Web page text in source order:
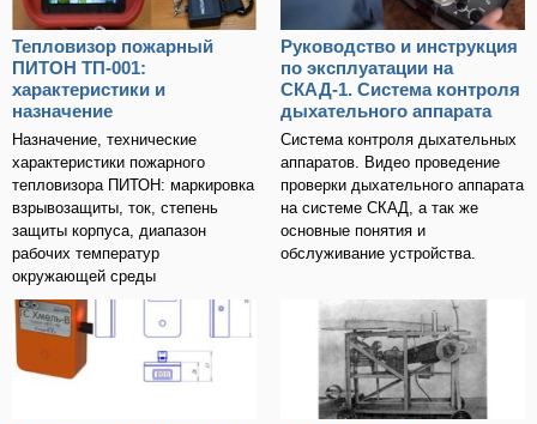
Тепловизор пожарный
ПИТОН ТП-001:
характеристики и
назначение
Назначение, технические
характеристики пожарного
тепловизора ПИТОН: маркировка
взрывозащиты, ток, степень
защиты корпуса, диапазон
рабочих температур
окружающей среды
Руководство и инструкция
по эксплуатации на
СКАД-1. Система контроля
дыхательного аппарата
Система контроля дыхательных
аппаратов. Видео проведение
проверки дыхательного аппарата
на системе СКАД, а так же
основные понятия и
обслуживание устройства.